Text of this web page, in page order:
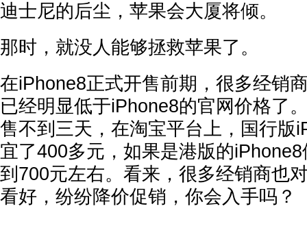
迪士尼的后尘，苹果会大厦将倾。
那时，就没人能够拯救苹果了。
在iPhone8正式开售前期，很多经销
已经明显低于iPhone8的官网价格了
售不到三天，在淘宝平台上，国行版
宜了400多元，如果是港版的
到700元左右。看来，很多经销商也
看好，纷纷降价促销，你会入手吗？